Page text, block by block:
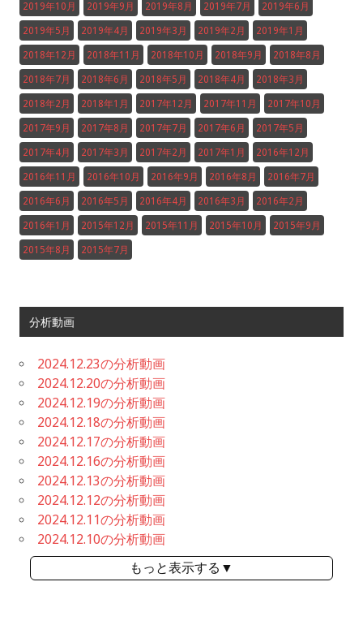
2019年10月 2019年9月 2019年8月 2019年7月 2019年6月
2019年5月 2019年4月 2019年3月 2019年2月 2019年1月
2018年12月 2018年11月 2018年10月 2018年9月 2018年8月
2018年7月 2018年6月 2018年5月 2018年4月 2018年3月
2018年2月 2018年1月 2017年12月 2017年11月 2017年10月
2017年9月 2017年8月 2017年7月 2017年6月 2017年5月
2017年4月 2017年3月 2017年2月 2017年1月 2016年12月
2016年11月 2016年10月 2016年9月 2016年8月 2016年7月
2016年6月 2016年5月 2016年4月 2016年3月 2016年2月
2016年1月 2015年12月 2015年11月 2015年10月 2015年9月
2015年8月 2015年7月
分析動画
2024.12.23の分析動画
2024.12.20の分析動画
2024.12.19の分析動画
2024.12.18の分析動画
2024.12.17の分析動画
2024.12.16の分析動画
2024.12.13の分析動画
2024.12.12の分析動画
2024.12.11の分析動画
2024.12.10の分析動画
もっと表示する▼